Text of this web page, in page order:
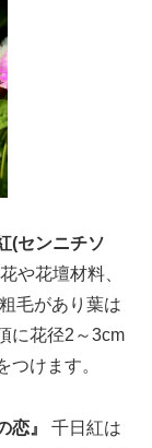
(センニチソ
や花壇材料、
毛があり葉は
に花径2～3cm
つけます。
恋』
千日紅は